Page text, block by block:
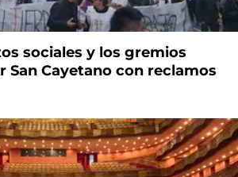
sociales y los gremios
San Cayetano con reclamos